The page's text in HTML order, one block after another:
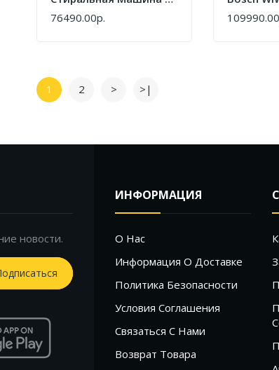
Сушкой Maunfeld
MBWM1486S
76490.00р.
КУПИТЬ КУПИТЬ
1 2 > >|
новости.
ИНФОРМАЦИЯ
О Нас
Информация О Доставке
Политика Безопасности
Условия Соглашения
Связаться С Нами
Возврат Товара